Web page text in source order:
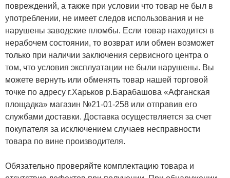
повреждений, а также при условии что товар не был в
употреблении, не имеет следов использования и не
нарушены заводские пломбы. Если товар находится в
нерабочем состоянии, то возврат или обмен возможет
только при наличии заключения сервисного центра о
том, что условия эксплуатации не были нарушены. Вы
можете вернуть или обменять товар нашей торговой
точке по адресу г.Харьков р.Барабашова «Афганская
площадка» магазин №21-01-258 или отправив его
службами доставки. Доставка осуществляется за счет
покупателя за исключением случаев несправности
товара по вине производителя.
Обязательно проверяйте комплектацию товара и